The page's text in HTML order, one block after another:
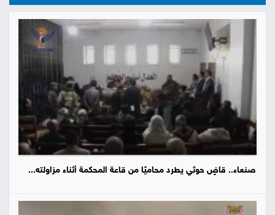
صنعاء.. قاضٍ حوثي يطرد محاميًا من قاعة المحكمة أثناء مزاولته...